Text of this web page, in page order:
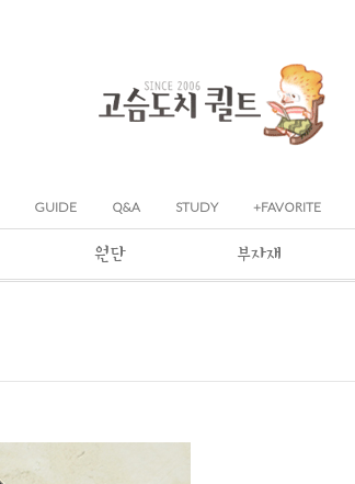
GUIDE Q&A STUDY +FAVORITE
원단 부자재